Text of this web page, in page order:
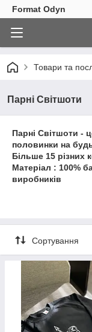
Format Odyn
Товари та
Парні Світшоти
Парні Світшоти -
половинки на
Більше 15 різних
Матеріал : 100%
виробників
персональних дат
Втілимо в
Для уточнення усіх
писати нам у
WhatsApp | Viber |
0663906189 Юрій
Дякуємо за
Сортування